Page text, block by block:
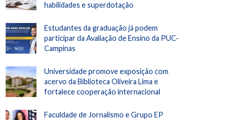
habilidades e superdotação
Estudantes da graduação já podem
participar da Avaliação de Ensino da PUC-
Campinas
Universidade promove exposição com
acervo da Biblioteca Oliveira Lima e
fortalece cooperação internacional
Faculdade de Jornalismo e Grupo EP